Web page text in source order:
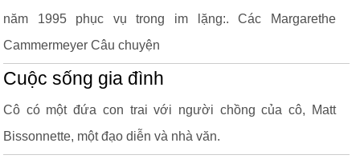
năm 1995 phục vụ trong im lặng:. Các Margarethe
Cammermeyer Câu chuyện
Cuộc sống gia đình
Cô có một đứa con trai với người chồng của cô, Matt
Bissonnette, một đạo diễn và nhà văn.